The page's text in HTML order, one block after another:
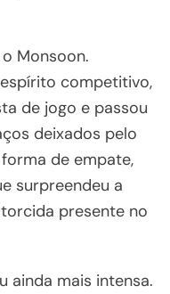
Monsoon.
competitivo,
de jogo e passou
deixados pelo
de empate,
surpreendeu a
presente no
ainda mais intensa.